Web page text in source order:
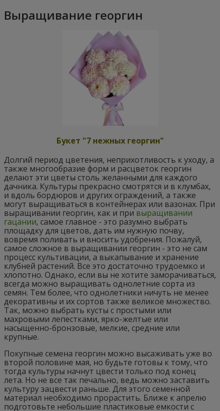
Выращивание георгин
Букет "7 нежных георгин"
Долгий период цветения, неприхотливость к уходу, а
также многообразие форм и расцветок георгин
делают эти цветы столь желанными для каждого
дачника. Культуры прекрасно смотрятся и в клумбах,
и вдоль бордюров и других ограждений, а также
могут выращиваться в контейнерах или вазонах. При
выращивании георгин, как и при выращивании
гацании, самое главное - это разумно выбрать
площадку для цветов, дать им нужную почву,
вовремя поливать и вносить удобрения. Пожалуй,
самое сложное в выращивании георгин - это не сам
процесс культивации, а выкапывание и хранение
клубней растений. Все это достаточно трудоемко и
хлопотно. Однако, если вы не хотите заморачиваться,
всегда можно выращивать однолетние сорта из
семян. Тем более, что однолетники ничуть не менее
декоративны и их сортов также великое множество.
Так, можно выбрать кусты с простыми или
махровыми лепестками, ярко-желтые или
насыщенно-бронзовые, мелкие, средние или
крупные.
Покупные семена георгин можно высаживать уже во
второй половине мая, но будьте готовы к тому, что
тогда культуры начнут цвести только под конец
лета. Но не все так печально, ведь можно заставить
культуру зацвести раньше. Для этого семенной
материал необходимо прорастить. Ближе к апрелю
подготовьте небольшие пластиковые емкости с